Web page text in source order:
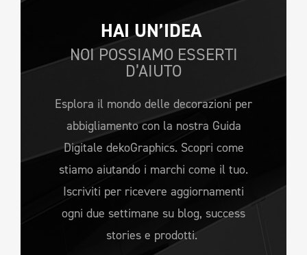
HAI UN’IDEA
NOI POSSIAMO ESSERTI
D’AIUTO
Esplora il mondo delle decorazioni per
abbigliamento con la nostra Guida
Digitale dekoGraphics. Scopri come
stiamo aiutando i marchi come il tuo.
Iscriviti per ricevere aggiornamenti
ogni due settimane su blog, success
stories e prodotti.